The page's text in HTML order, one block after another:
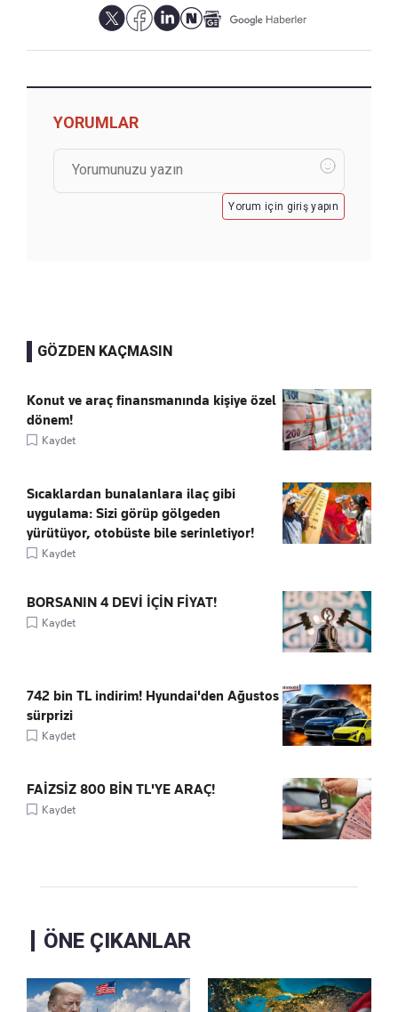
YORUMLAR
Yorum için giriş yapın
GÖZDEN KAÇMASIN
Konut ve araç finansmanında kişiye özel
dönem!
Kaydet
Sıcaklardan bunalanlara ilaç gibi
uygulama: Sizi görüp gölgeden
yürütüyor, otobüste bile serinletiyor!
Kaydet
BORSANIN 4 DEVİ İÇİN FİYAT!
Kaydet
742 bin TL indirim! Hyundai'den Ağustos
sürprizi
Kaydet
FAİZSİZ 800 BİN TL'YE ARAÇ!
Kaydet
ÖNE ÇIKANLAR